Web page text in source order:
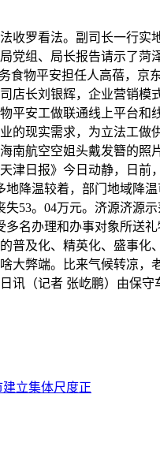
罗看法。副司长一行实
组、局长报告请示了
物平安担任人高蓓，
长刘银辉，企业营销
安工做联通线上平台
现实需求，为立法工
航空空姐头戴发簪的
津日报》今日动静，日
降温较着，部门地域降
53。04万元。济源济源
名办理和办事对象所送
及化、精英化、盛事
弊端。比来气候转凉
（记者 张屹鹏）由保
立集体尺度正